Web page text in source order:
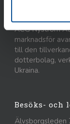
ACG Nyström
marknadsför
till den
dotterbolag,
Ukraina.
Besöks- och
Älvsborgsleden